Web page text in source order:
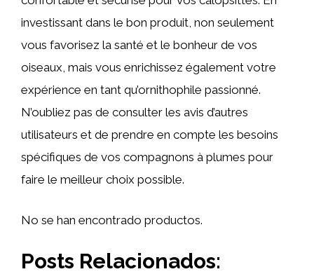
investissant dans le bon produit, non seulement
vous favorisez la santé et le bonheur de vos
oiseaux, mais vous enrichissez également votre
expérience en tant qu’ornithophile passionné.
N’oubliez pas de consulter les avis d’autres
utilisateurs et de prendre en compte les besoins
spécifiques de vos compagnons à plumes pour
faire le meilleur choix possible.
No se han encontrado productos.
Posts Relacionados: